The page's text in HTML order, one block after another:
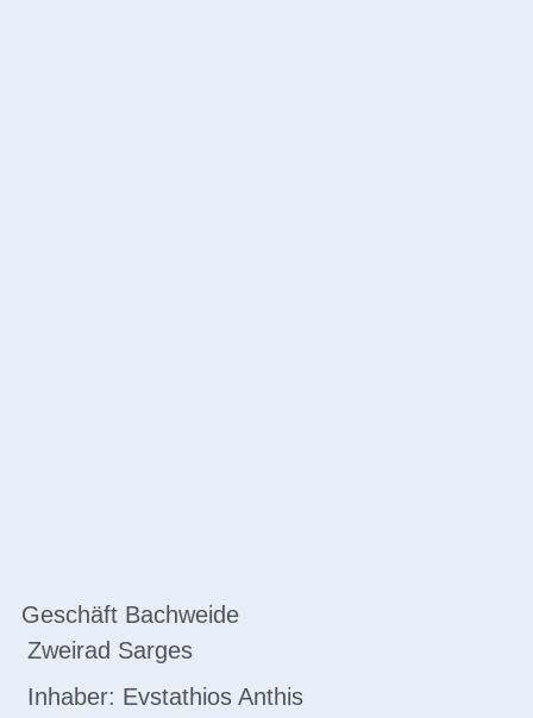
Geschäft Bachweide
Zweirad Sarges
Inhaber: Evstathios Anthis